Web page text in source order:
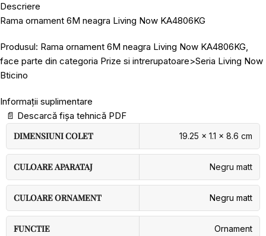
Descriere
Rama ornament 6M neagra Living Now KA4806KG
Produsul: Rama ornament 6M neagra Living Now KA4806KG,
face parte din categoria Prize si intrerupatoare>Seria Living Now
Bticino
Informații suplimentare
📄 Descarcă fișa tehnică PDF
DIMENSIUNI COLET
19.25 × 1.1 × 8.6 cm
CULOARE APARATAJ Negru matt
CULOARE ORNAMENT Negru matt
FUNCTIE Ornament